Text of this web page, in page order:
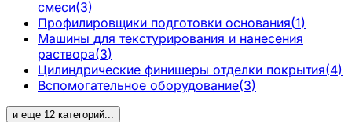
смеси(3)
Профилировщики подготовки основания(1)
Машины для текстурирования и нанесения
раствора(3)
Цилиндрические финишеры отделки покрытия(4)
Вспомогательное оборудование(3)
и еще 12 категорий...